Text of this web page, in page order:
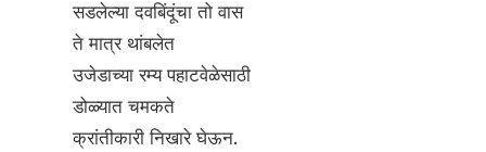
सडलेल्या दवबिंदूंचा तो वास
ते मात्र थांबलेत
उजेडाच्या रम्य पहाटवेळेसाठी
डोळ्यात चमकते
क्रांतीकारी निखारे घेऊन.